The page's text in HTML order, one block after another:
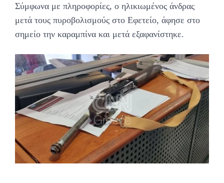
Σύμφωνα με πληροφορίες, ο ηλικιωμένος άνδρας
μετά τους πυροβολισμούς στο Εφετείο, άφησε στο
σημείο την καραμπίνα και μετά εξαφανίστηκε.